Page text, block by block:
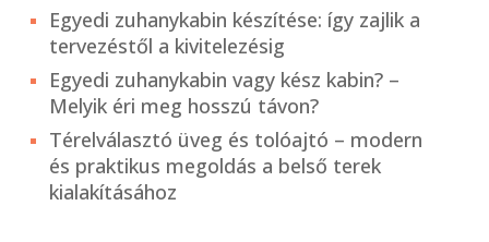
Egyedi zuhanykabin készítése: így zajlik a
tervezéstől a kivitelezésig
Egyedi zuhanykabin vagy kész kabin? –
Melyik éri meg hosszú távon?
Térelválasztó üveg és tolóajtó – modern
és praktikus megoldás a belső terek
kialakításához